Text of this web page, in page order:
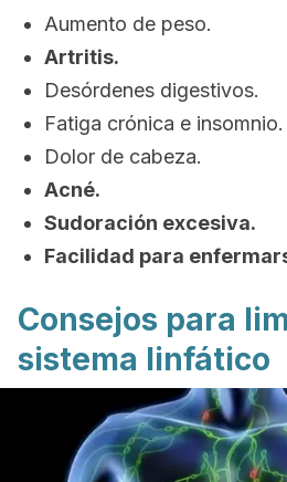
Aumento de peso.
Artritis.
Desórdenes digestivos.
Fatiga crónica e insomnio.
Dolor de cabeza.
Acné.
Sudoración excesiva.
Facilidad para
Consejos para
sistema linfático